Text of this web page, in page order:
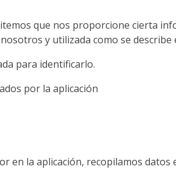
que nos proporcione cierta
y utilizada como se describe
para identificarlo.
por la aplicación
la aplicación, recopilamos